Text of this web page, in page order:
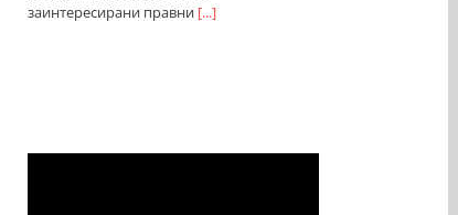
заинтересирани правни [...]